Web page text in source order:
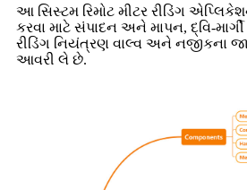
આ સિસ્ટમ રિમોટ મીટર રીડિંગ
કરવા માટે સંપાદન અને માપન, દ્વિ-
રીડિંગ નિયંત્રણ વાલ્વ અને નજીકના
આવરી લે છે.